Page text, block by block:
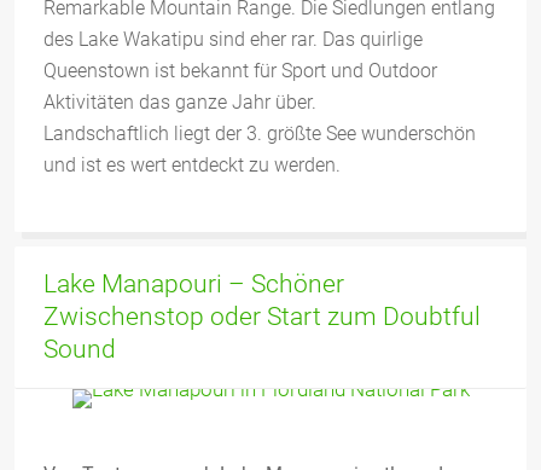
Remarkable Mountain Range. Die Siedlungen entlang
des Lake Wakatipu sind eher rar. Das quirlige
Queenstown ist bekannt für Sport und Outdoor
Aktivitäten das ganze Jahr über.
Landschaftlich liegt der 3. größte See wunderschön
und ist es wert entdeckt zu werden.
Lake Manapouri – Schöner
Zwischenstop oder Start zum Doubtful
Sound